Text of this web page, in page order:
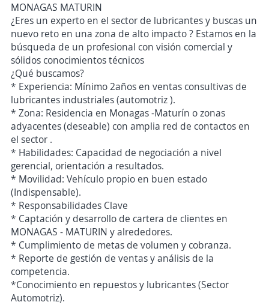
MONAGAS MATURIN
¿Eres un experto en el sector de lubricantes y buscas un
nuevo reto en una zona de alto impacto ? Estamos en la
búsqueda de un profesional con visión comercial y
sólidos conocimientos técnicos
¿Qué buscamos?
* Experiencia: Mínimo 2años en ventas consultivas de
lubricantes industriales (automotriz ).
* Zona: Residencia en Monagas -Maturín o zonas
adyacentes (deseable) con amplia red de contactos en
el sector .
* Habilidades: Capacidad de negociación a nivel
gerencial, orientación a resultados.
* Movilidad: Vehículo propio en buen estado
(Indispensable).
* Responsabilidades Clave
* Captación y desarrollo de cartera de clientes en
MONAGAS - MATURIN y alrededores.
* Cumplimiento de metas de volumen y cobranza.
* Reporte de gestión de ventas y análisis de la
competencia.
*Conocimiento en repuestos y lubricantes (Sector
Automotriz).